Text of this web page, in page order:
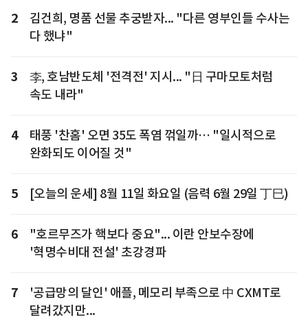
2
김건희, 명품 선물 추궁받자... "다른 영부인들 수사는
다 했냐"
3
李, 호남반도체 '전격전' 지시... "日 구마모토처럼
속도 내라"
4
태풍 '찬홈' 오면 35도 폭염 꺾일까… "일시적으로
완화되도 이어질 것"
5 [오늘의 운세] 8월 11일 화요일 (음력 6월 29일 丁巳)
6
"호르무즈가 핵보다 중요"... 이란 안보수장에
'혁명수비대 전설' 초강경파
7
'공급망의 달인' 애플, 메모리 부족으로 中 CXMT로
달려갔지만...